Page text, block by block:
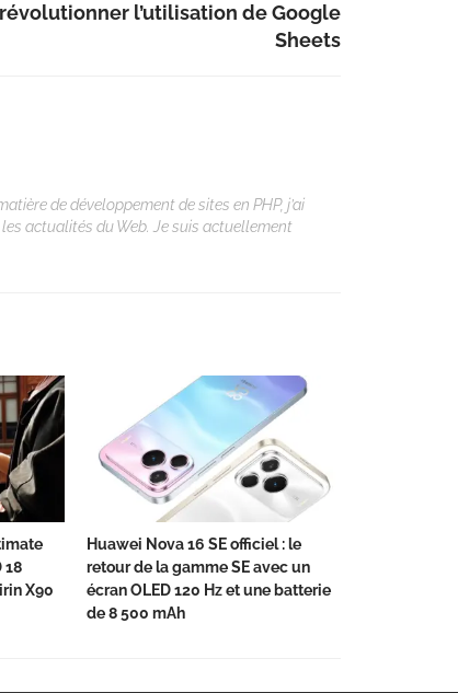
révolutionner l’utilisation de Google
Sheets
de développement de sites en PHP, j’ai
actualités du Web. Je suis actuellement
18
X90
Huawei Nova 16 SE officiel : le
retour de la gamme SE avec un
écran OLED 120 Hz et une batterie
de 8 500 mAh